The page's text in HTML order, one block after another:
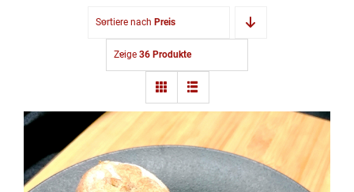
Sortiere nach Preis
Zeige 36 Produkte